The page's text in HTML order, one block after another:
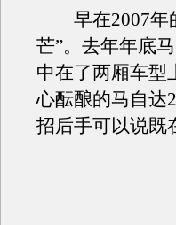
早在2007年
芒”。去年年底
中在了两厢车型
心酝酿的马自达
招后手可以说既